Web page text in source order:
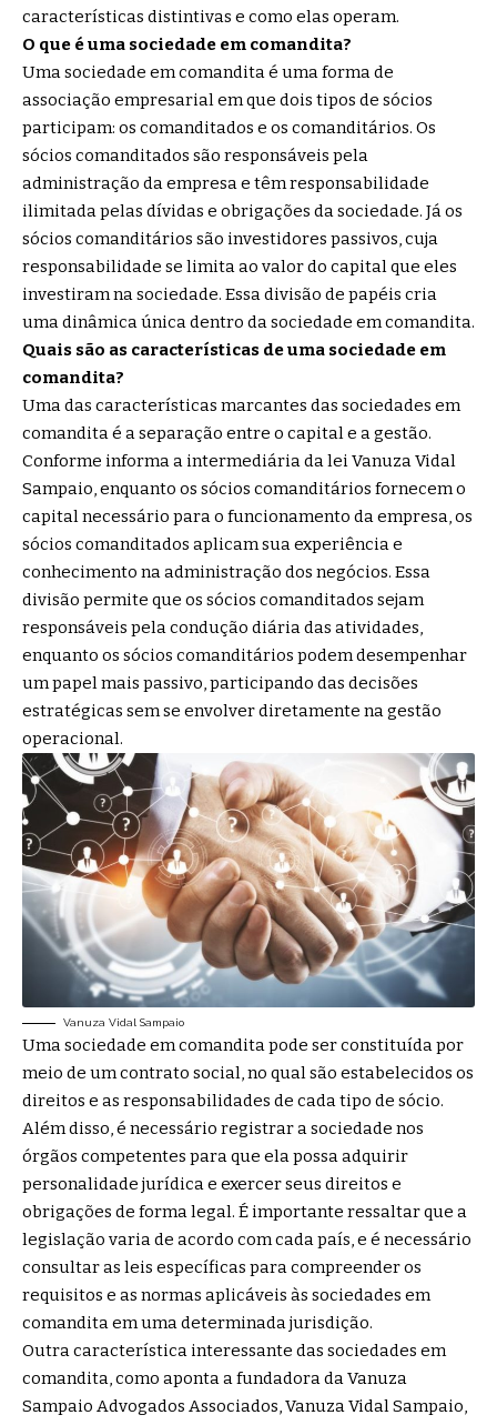
características distintivas e como elas operam.
O que é uma sociedade em comandita?
Uma sociedade em comandita é uma forma de
associação empresarial em que dois tipos de sócios
participam: os comanditados e os comanditários. Os
sócios comanditados são responsáveis pela
administração da empresa e têm responsabilidade
ilimitada pelas dívidas e obrigações da sociedade. Já os
sócios comanditários são investidores passivos, cuja
responsabilidade se limita ao valor do capital que eles
investiram na sociedade. Essa divisão de papéis cria
uma dinâmica única dentro da sociedade em comandita.
Quais são as características de uma sociedade em
comandita?
Uma das características marcantes das sociedades em
comandita é a separação entre o capital e a gestão.
Conforme informa a intermediária da lei Vanuza Vidal
Sampaio, enquanto os sócios comanditários fornecem o
capital necessário para o funcionamento da empresa, os
sócios comanditados aplicam sua experiência e
conhecimento na administração dos negócios. Essa
divisão permite que os sócios comanditados sejam
responsáveis pela condução diária das atividades,
enquanto os sócios comanditários podem desempenhar
um papel mais passivo, participando das decisões
estratégicas sem se envolver diretamente na gestão
operacional.
Vanuza Vidal Sampaio
Uma sociedade em comandita pode ser constituída por
meio de um contrato social, no qual são estabelecidos os
direitos e as responsabilidades de cada tipo de sócio.
Além disso, é necessário registrar a sociedade nos
órgãos competentes para que ela possa adquirir
personalidade jurídica e exercer seus direitos e
obrigações de forma legal. É importante ressaltar que a
legislação varia de acordo com cada país, e é necessário
consultar as leis específicas para compreender os
requisitos e as normas aplicáveis às sociedades em
comandita em uma determinada jurisdição.
Outra característica interessante das sociedades em
comandita, como aponta a fundadora da Vanuza
Sampaio Advogados Associados, Vanuza Vidal Sampaio,